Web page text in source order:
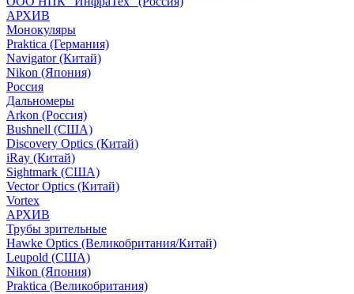
АРХИВ
Монокуляры
Praktica (Германия)
Navigator (Китай)
Nikon (Япония)
Россия
Дальномеры
Arkon (Россия)
Bushnell (США)
Discovery Optics (Китай)
iRay (Китай)
Sightmark (США)
Vector Optics (Китай)
Vortex
АРХИВ
Трубы зрительные
Hawke Optics (Великобритания/Китай)
Leupold (США)
Nikon (Япония)
Praktica (Великобритания)